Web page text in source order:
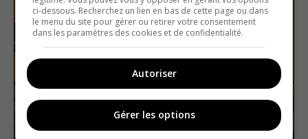
The 20th century
ci-dessous. Recherchez un lien en bas de cette page ou dans
le menu du site pour gérer ou retirer votre consentement
dans les paramètres des cookies et de confidentialité.
Autoriser
Gérer les options